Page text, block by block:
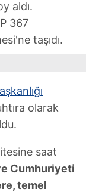
aldı.
367
taşıdı.
olarak
saat
Cumhuriyeti
temel